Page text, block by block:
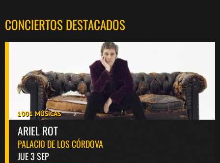
CONCIERTOS DESTACADOS
1001 MÚSICAS
ARIEL ROT
PALACIO DE LOS CÓRDOVA
JUE 3 SEP